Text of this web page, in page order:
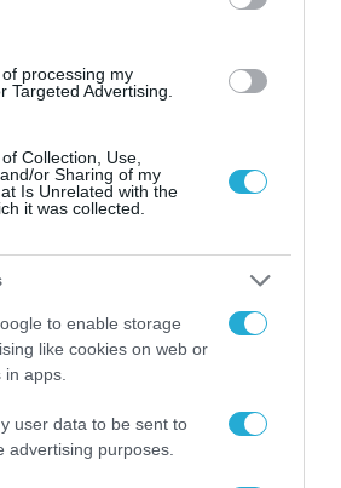
processing my
Targeted Advertising.
Collection, Use,
or Sharing of my
Is Unrelated with the
it was collected.
to enable storage
like cookies on web or
apps.
user data to be sent to
advertising purposes.
ΕΙΔΗΣΕΩΝ